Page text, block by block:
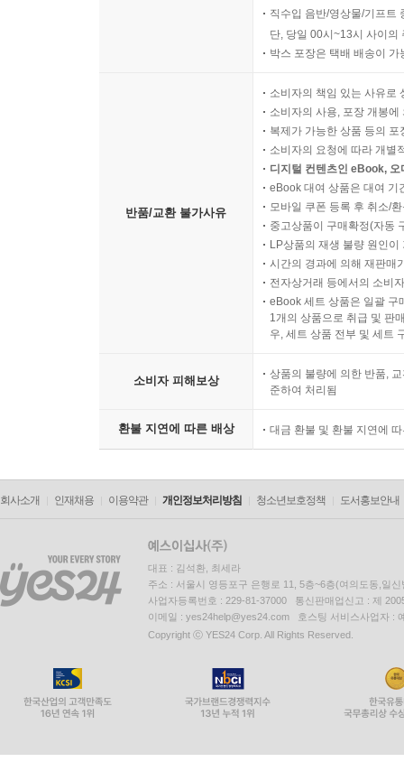
직수입 음반/영상물/기프트
단, 당일 00시~13시 사이의
박스 포장은 택배 배송이
반품/교환 불가사유
소비자의 책임 있는 사유로
소비자의 사용, 포장 개봉
복제가 가능한 상품 등의
소비자의 요청에 따라 개별
디지털 컨텐츠인 eBook,
eBook 대여 상품은 대여 기
모바일 쿠폰 등록 후 취소/
중고상품이 구매확정(자동
LP상품의 재생 불량 원인
시간의 경과에 의해 재판매
전자상거래 등에서의 소비
eBook 세트 상품은 일괄 구
1개의 상품으로 취급 및 판
우, 세트 상품 전부 및 세트
소비자 피해보상
상품의 불량에 의한 반품,
준하여 처리됨
환불 지연에 따른 배상 대금 환불 및 환불 지연에
회사소개 인재채용 이용약관 개인정보처리방침 청소년보호정책 도서홍보안내
대표 : 김석환, 최세라
주소 : 서울시 영등포구 은행로 11, 5층~6층(여의도동,일신
사업자등록번호 : 229-81-37000 통신판매업신고 : 제
이메일 : yes24help@yes24.com 호스팅 서비스사업자 :
Copyright ⓒ YES24 Corp. All Rights Reserved.